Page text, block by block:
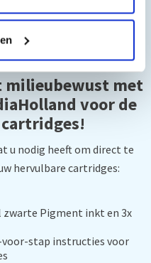
milieubewust met
voor de
cartridges!
u nodig heeft om direct te
hervulbare cartridges:
zwarte Pigment inkt en 3x
stap instructies voor